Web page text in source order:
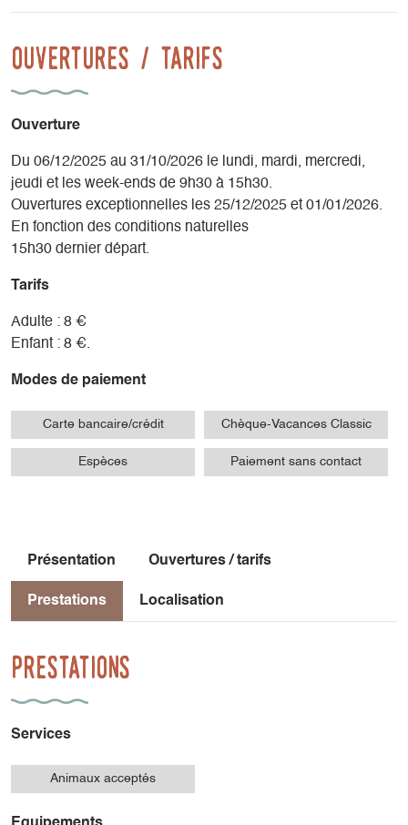
Ouvertures / tarifs
Ouverture
Du 06/12/2025 au 31/10/2026 le lundi, mardi, mercredi,
jeudi et les week-ends de 9h30 à 15h30.
Ouvertures exceptionnelles les 25/12/2025 et 01/01/2026.
En fonction des conditions naturelles
15h30 dernier départ.
Tarifs
Adulte : 8 €
Enfant : 8 €.
Modes de paiement
Carte bancaire/crédit Chèque-Vacances Classic
Espèces Paiement sans contact
Présentation Ouvertures / tarifs
Prestations Localisation
Prestations
Services
Animaux acceptés